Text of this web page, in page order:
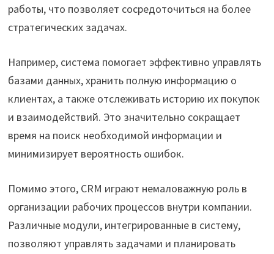
работы, что позволяет сосредоточиться на более
стратегических задачах.
Например, система помогает эффективно управлять
базами данных, хранить полную информацию о
клиентах, а также отслеживать историю их покупок
и взаимодействий. Это значительно сокращает
время на поиск необходимой информации и
минимизирует вероятность ошибок.
Помимо этого, CRM играют немаловажную роль в
организации рабочих процессов внутри компании.
Различные модули, интегрированные в систему,
позволяют управлять задачами и планировать